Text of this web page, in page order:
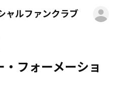
ャルファンクラブ
フォーメーショ